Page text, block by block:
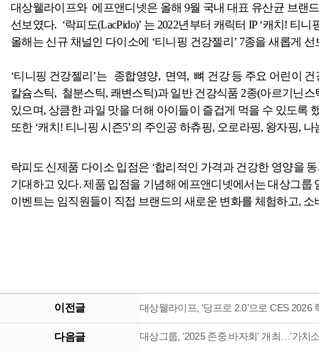
대상웰라이프와 에프앤디넷은 올해 9월 국내 대표 유산균 브랜
선보였다. ‘락피도(LacPido)’ 는 2022년부터 캐릭터 IP‘캐치 ! 티니
올해는 신규 채널인 다이소에 ‘티니핑 건강젤리’ 7종을 새롭게 선
‘티니핑 건강젤리’는 종합영양, 면역, 뼈 건강 등 주요 어린이
칼슘스틱, 철분스틱, 쾌변스틱)과 일반 건강식품 2종(아르기닌스
있으며, 상큼한 과일 맛을 더해 아이들이 즐겁게 먹을 수 있도록
또한 ‘캐치 ! 티니핑 시즌5’의 주인공 하츄핑, 오로라핑, 왕자핑, 나
락피도 신제품 다이소 입점은 ‘합리적인 가격과 건강한 영양을
기대하고 있다.제품 입점을 기념해 에프앤디넷에서는 대상그룹
이벤트는 임직원들이 직접 브랜드의 새로운 변화를 체험하고, 소
이전글 대상웰라이프, ‘당프로 2.0’으로 CES 2026
다음글 대상그룹, ‘2025 존중 바자회’ 개최…’가치